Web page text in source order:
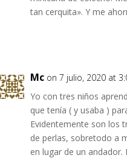
tan cerquita». Y me
Mc on 7 julio, 2020 at
Yo con tres niños
que tenía ( y usaba )
Evidentemente son los
de perlas, sobretodo a
en lugar de un